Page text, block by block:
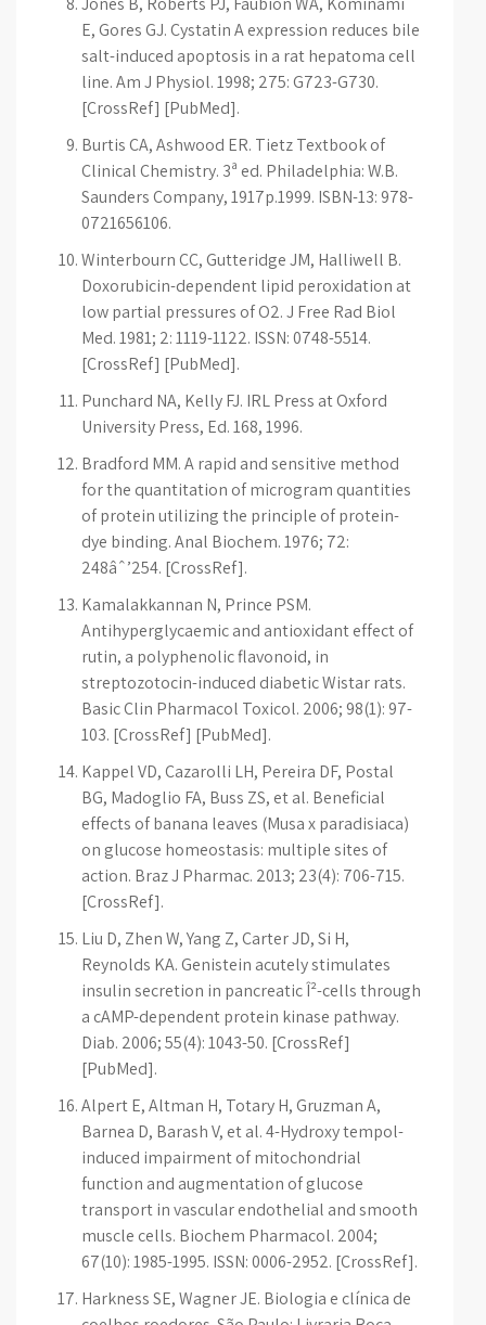
E, Gores GJ. Cystatin A expression reduces bile
salt-induced apoptosis in a rat hepatoma cell
line. Am J Physiol. 1998; 275: G723-G730.
[CrossRef] [PubMed].
Burtis CA, Ashwood ER. Tietz Textbook of
Clinical Chemistry. 3ª ed. Philadelphia: W.B.
Saunders Company, 1917p.1999. ISBN-13: 978-
0721656106.
Winterbourn CC, Gutteridge JM, Halliwell B.
Doxorubicin-dependent lipid peroxidation at
low partial pressures of O2. J Free Rad Biol
Med. 1981; 2: 1119-1122. ISSN: 0748-5514.
[CrossRef] [PubMed].
Punchard NA, Kelly FJ. IRL Press at Oxford
University Press, Ed. 168, 1996.
Bradford MM. A rapid and sensitive method
for the quantitation of microgram quantities
of protein utilizing the principle of protein-
dye binding. Anal Biochem. 1976; 72:
248âˆ’254. [CrossRef].
Kamalakkannan N, Prince PSM.
Antihyperglycaemic and antioxidant effect of
rutin, a polyphenolic flavonoid, in
streptozotocin-induced diabetic Wistar rats.
Basic Clin Pharmacol Toxicol. 2006; 98(1): 97-
103. [CrossRef] [PubMed].
Kappel VD, Cazarolli LH, Pereira DF, Postal
BG, Madoglio FA, Buss ZS, et al. Beneficial
effects of banana leaves (Musa x paradisiaca)
on glucose homeostasis: multiple sites of
action. Braz J Pharmac. 2013; 23(4): 706-715.
[CrossRef].
Liu D, Zhen W, Yang Z, Carter JD, Si H,
Reynolds KA. Genistein acutely stimulates
insulin secretion in pancreatic Î²-cells through
a cAMP-dependent protein kinase pathway.
Diab. 2006; 55(4): 1043-50. [CrossRef]
[PubMed].
Alpert E, Altman H, Totary H, Gruzman A,
Barnea D, Barash V, et al. 4-Hydroxy tempol-
induced impairment of mitochondrial
function and augmentation of glucose
transport in vascular endothelial and smooth
muscle cells. Biochem Pharmacol. 2004;
67(10): 1985-1995. ISSN: 0006-2952. [CrossRef].
Harkness SE, Wagner JE. Biologia e clínica de